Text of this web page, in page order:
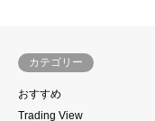
カテゴリー
おすすめ
Trading View